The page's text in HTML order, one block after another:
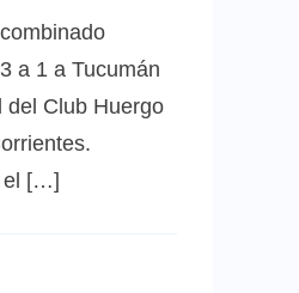
a 1 a Tucumán
del Club Huergo
el […]